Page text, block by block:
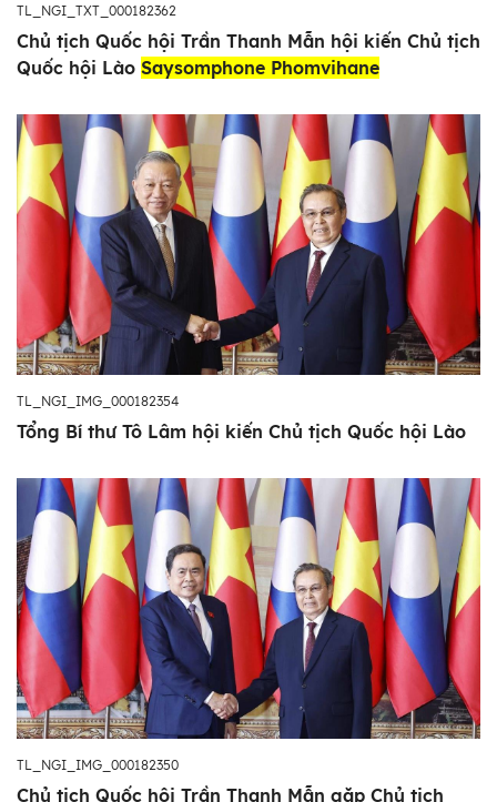
TL_NGI_TXT_000182362
Chủ tịch Quốc hội Trần Thanh Mẫn hội kiến Chủ tịch
Quốc hội Lào Saysomphone Phomvihane
TL_NGI_IMG_000182354
Tổng Bí thư Tô Lâm hội kiến Chủ tịch Quốc hội Lào
TL_NGI_IMG_000182350
Chủ tịch Quốc hội Trần Thanh Mẫn gặp Chủ tịch